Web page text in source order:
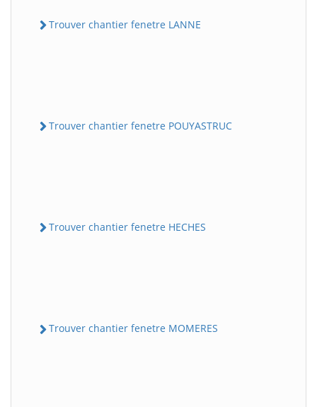
Trouver chantier fenetre LANNE
Trouver chantier fenetre POUYASTRUC
Trouver chantier fenetre HECHES
Trouver chantier fenetre MOMERES